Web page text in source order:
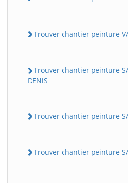
Trouver chantier peinture
Trouver chantier peinture
DENiS
Trouver chantier peinture
Trouver chantier peinture